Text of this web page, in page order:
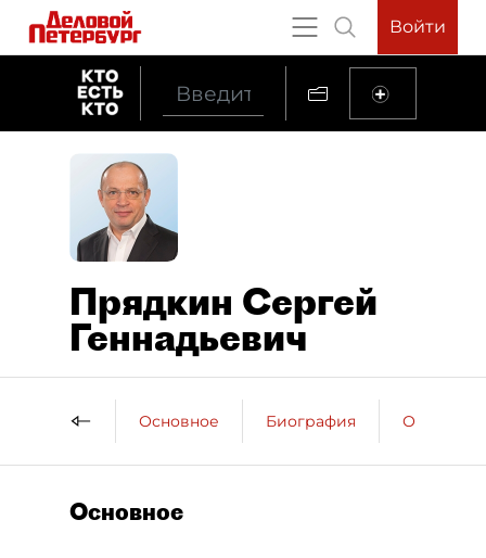
Войти
Прядкин Сергей
Геннадьевич
Основное Биография
Основное